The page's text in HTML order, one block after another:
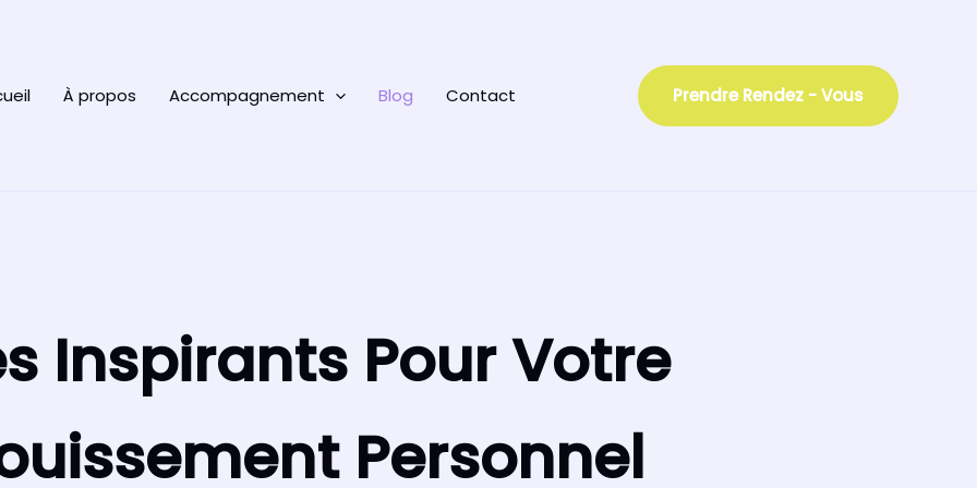
À propos Accompagnement Blog Contact Prendre Rendez - Vous
Inspirants Pour Votre
Personnel